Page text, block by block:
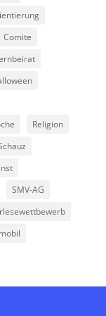
Comite
Religion
SMV-AG